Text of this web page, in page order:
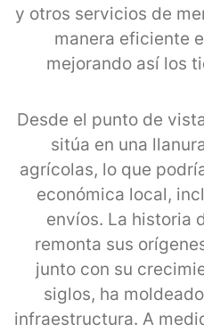
y otros servicios de
manera eficiente
mejorando así los
Desde el punto de
sitúa en una
agrícolas, lo que
económica local,
envíos. La historia
remonta sus
junto con su
siglos, ha
infraestructura. A